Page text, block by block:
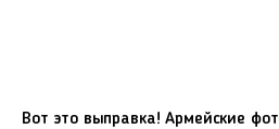
Вот это выправка! Армейские